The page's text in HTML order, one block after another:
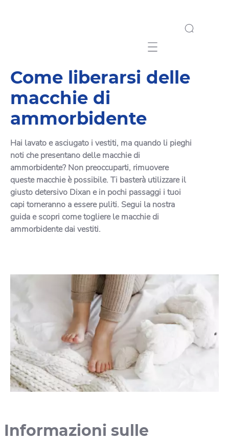
Mobile navigation
Come liberarsi delle
macchie di
ammorbidente
Hai lavato e asciugato i vestiti, ma quando li pieghi
noti che presentano delle macchie di
ammorbidente? Non preoccuparti, rimuovere
queste macchie è possibile. Ti basterà utilizzare il
giusto detersivo Dixan e in pochi passaggi i tuoi
capi torneranno a essere puliti. Segui la nostra
guida e scopri come togliere le macchie di
ammorbidente dai vestiti.
Informazioni sulle